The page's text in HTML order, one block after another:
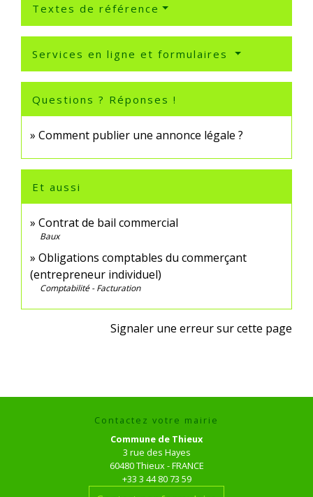
Textes de référence
Services en ligne et formulaires
Questions ? Réponses !
Comment publier une annonce légale ?
Et aussi
Contrat de bail commercial
Baux
Obligations comptables du commerçant
(entrepreneur individuel)
Comptabilité - Facturation
Signaler une erreur sur cette page
Contactez votre mairie
Commune de Thieux
3 rue des Hayes
60480 Thieux - FRANCE
+33 3 44 80 73 59